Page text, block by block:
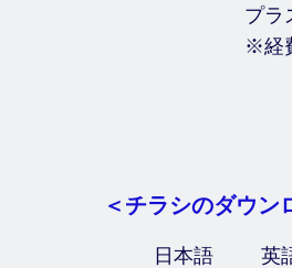
プラ
※経費
＜チラシのダウン
​日本語 英